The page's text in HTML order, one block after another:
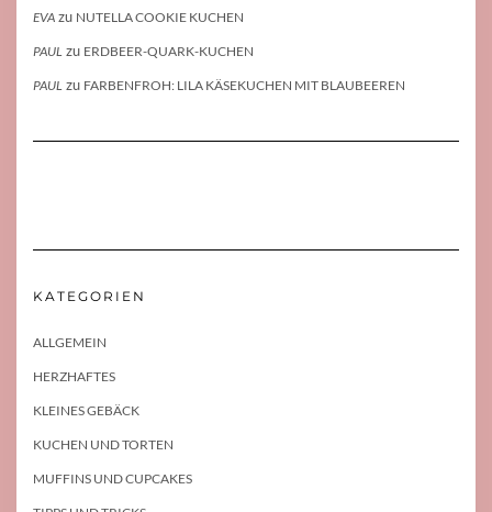
EVA zu NUTELLA COOKIE KUCHEN
PAUL zu ERDBEER-QUARK-KUCHEN
PAUL zu FARBENFROH: LILA KÄSEKUCHEN MIT BLAUBEEREN
KATEGORIEN
ALLGEMEIN
HERZHAFTES
KLEINES GEBÄCK
KUCHEN UND TORTEN
MUFFINS UND CUPCAKES